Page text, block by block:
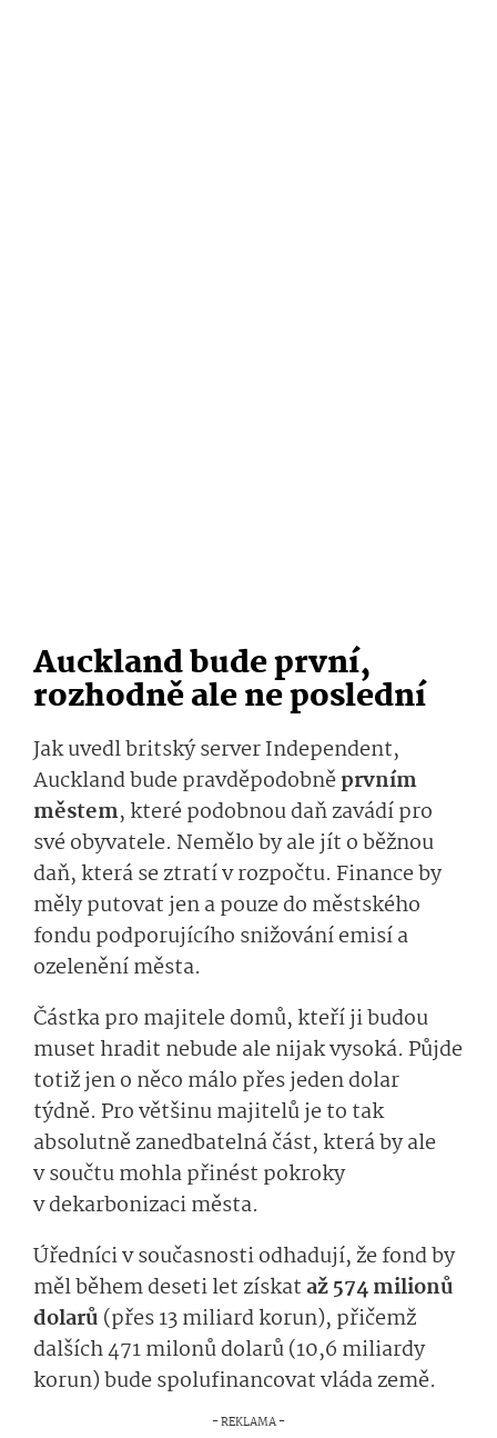
Auckland bude první,
rozhodně ale ne poslední
Jak uvedl britský server Independent,
Auckland bude pravděpodobněprvním
městem, které podobnou daň zavádí pro
své obyvatele. Nemělo by ale jít o běžnou
daň, která se ztratí v rozpočtu. Finance by
měly putovat jen a pouze do městského
fondu podporujícího snižování emisí a
ozelenění města.
Částka pro majitele domů, kteří ji budou
muset hradit nebude ale nijak vysoká. Půjde
totiž jen o něco málo přes jeden dolar
týdně. Pro většinu majitelů je to tak
absolutně zanedbatelná část, která by ale
v součtu mohla přinést pokroky
v dekarboniza­ci města.
Úředníci v současnosti odhadují, že fond by
měl během deseti let získataž 574 milionů
dolarů (přes 13 miliard korun), přičemž
dalších 471 milonů dolarů (10,6 miliardy
korun) bude spolufinancovat vláda země.